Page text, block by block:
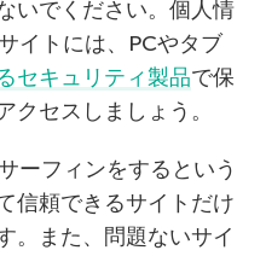
いでください。個人情
イトには、PCやタブ
セキュリティ製品で保
クセスしましょう。
ーフィンをするという
信頼できるサイトだけ
。また、問題ないサイ